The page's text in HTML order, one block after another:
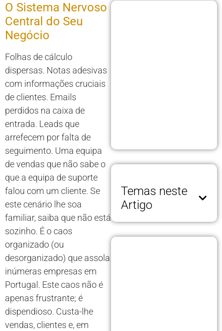
O Sistema Nervoso
Central do Seu
Negócio
Folhas de cálculo
dispersas. Notas adesivas
com informações cruciais
de clientes. Emails
perdidos na caixa de
entrada. Leads que
arrefecem por falta de
seguimento. Uma equipa
de vendas que não sabe o
que a equipa de suporte
falou com um cliente. Se
este cenário lhe soa
familiar, saiba que não está
sozinho. É o caos
organizado (ou
desorganizado) que assola
inúmeras empresas em
Portugal. Este caos não é
apenas frustrante; é
dispendioso. Custa-lhe
vendas, clientes e, em
Temas neste
Artigo